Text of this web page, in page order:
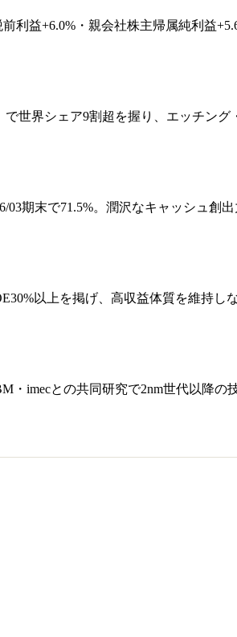
利益+6.0%・親会社株主帰属純利益
世界シェア9割超を握り、エッチン
期末で71.5%。潤沢なキャッシュ創
以上を掲げ、高収益体質を維持し
・imecとの共同研究で2nm世代以降